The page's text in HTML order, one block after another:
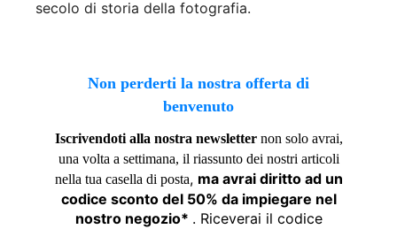
secolo di storia della fotografia.
Non perderti la nostra offerta di
benvenuto
Iscrivendoti alla nostra newsletternon solo avrai,
una volta a settimana, il riassunto dei nostri articoli
nella tua casella di posta, ma avrai diritto ad un
codice sconto del 50% da impiegare nel
nostro negozio* . Riceverai il codice